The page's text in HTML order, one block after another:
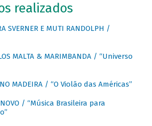
realizados
SVERNER E MUTI RANDOLPH /
MALTA & MARIMBANDA / “Universo
MADEIRA / “O Violão das Américas”
/ “Música Brasileira para